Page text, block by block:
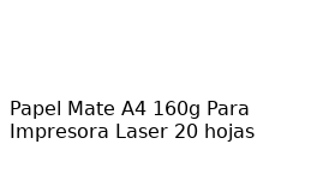
Papel Mate A4 160g Para
Impresora Laser 20 hojas